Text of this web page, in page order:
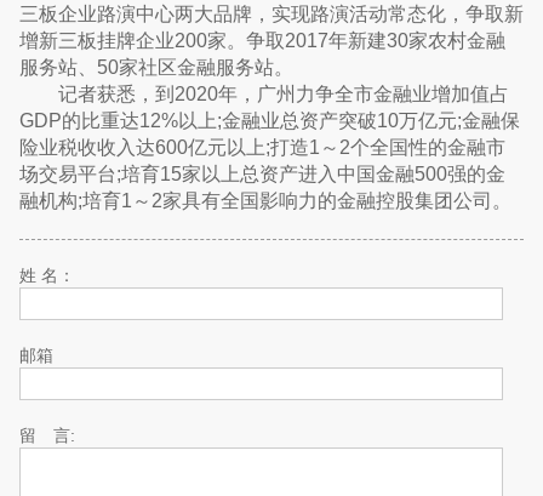
三板企业路演中心两大品牌，实现路演活动常态化，争取新
增新三板挂牌企业200家。争取2017年新建30家农村金融
服务站、50家社区金融服务站。
记者获悉，到2020年，广州力争全市金融业增加值占
GDP的比重达12%以上;金融业总资产突破10万亿元;金融保
险业税收收入达600亿元以上;打造1～2个全国性的金融市
场交易平台;培育15家以上总资产进入中国金融500强的金
融机构;培育1～2家具有全国影响力的金融控股集团公司。
姓 名：
邮箱
留 言: